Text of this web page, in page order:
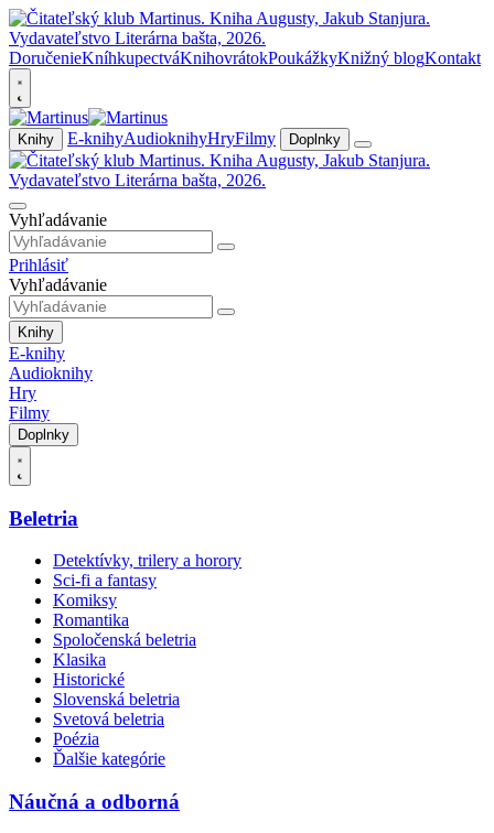
DoručenieKníhkupectváKnihovrátokPoukážkyKnižný blogKontakt
Knihy E-knihyAudioknihyHryFilmy Doplnky
Vyhľadávanie
Prihlásiť
Vyhľadávanie
Knihy
E-knihy
Audioknihy
Hry
Filmy
Doplnky
Beletria
Detektívky, trilery a horory
Sci-fi a fantasy
Komiksy
Romantika
Spoločenská beletria
Klasika
Historické
Slovenská beletria
Svetová beletria
Poézia
Ďalšie kategórie
Náučná a odborná